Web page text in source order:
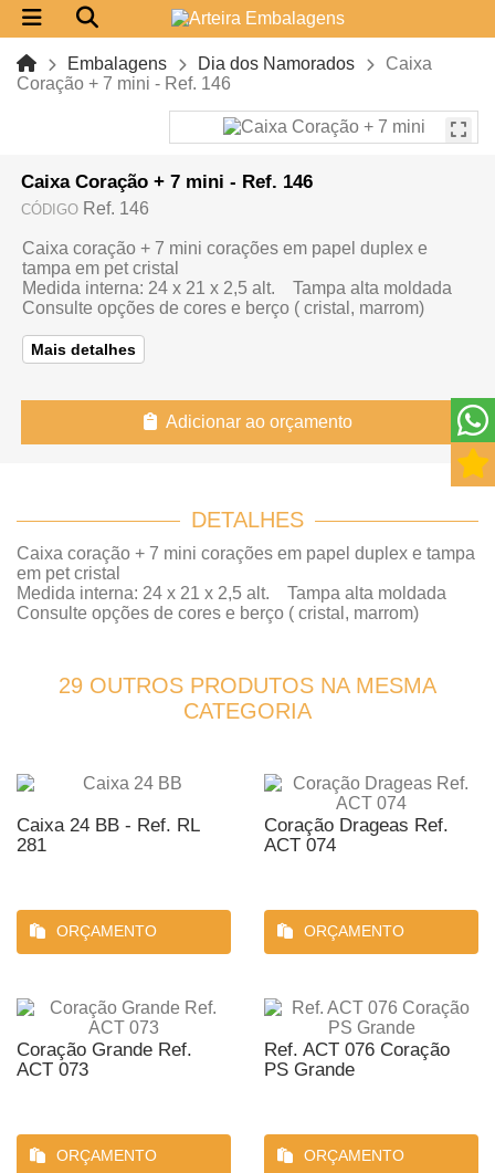
Embalagens Dia dos Namorados
Caixa
Coração + 7 mini - Ref. 146
Caixa Coração + 7 mini - Ref. 146
CÓDIGO Ref. 146
Caixa coração + 7 mini corações em papel duplex e
tampa em pet cristal
Medida interna: 24 x 21 x 2,5 alt. Tampa alta moldada
Consulte opções de cores e berço ( cristal, marrom)
Mais detalhes
Adicionar ao orçamento
DETALHES
Caixa coração + 7 mini corações em papel duplex e tampa
em pet cristal
Medida interna: 24 x 21 x 2,5 alt. Tampa alta moldada
Consulte opções de cores e berço ( cristal, marrom)
29 OUTROS PRODUTOS NA MESMA
CATEGORIA
Caixa 24 BB - Ref. RL
281
ORÇAMENTO
Coração Drageas Ref.
ACT 074
ORÇAMENTO
Coração Grande Ref.
ACT 073
ORÇAMENTO
Ref. ACT 076 Coração
PS Grande
ORÇAMENTO